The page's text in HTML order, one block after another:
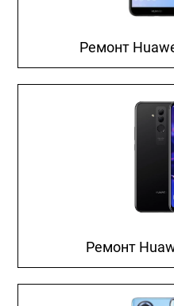
Ремонт
Ремонт